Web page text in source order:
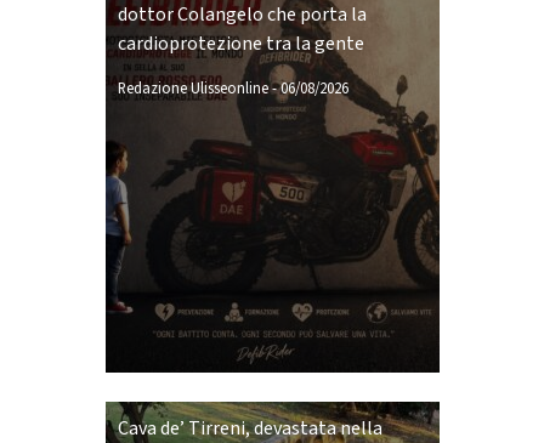
dottor Colangelo che porta la
cardioprotezione tra la gente
Redazione Ulisseonline-06/08/2026
Cava de’ Tirreni, devastata nella